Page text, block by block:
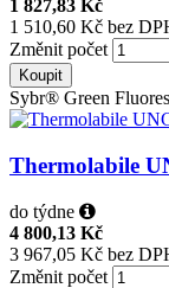
1 827,83 Kč
1 510,60 Kč bez
Změnit počet
Koupit
Sybr® Green
Thermolabile
do týdne
4 800,13 Kč
3 967,05 Kč bez
Změnit počet